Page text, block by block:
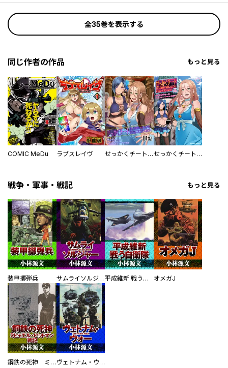
全35巻を表示する
同じ作者の作品 もっと見る
COMIC MeDu ラブスレイヴ せっかくチートを貰って異世界に転移したんだから、好きなように生きてみたい【単話版】 せっかくチートを貰って異世界に転移したんだから、好きなように生きてみたい THE COMIC
戦争・軍事・戦記 もっと見る
装甲擲弾兵 サムライソルジャー SAMURAI SOLDIER 平成維新 戦う自衛隊 オメガJ
鋼鉄の死神 ミヒャエル・ビットマン戦記 ヴェトナム・ウォー VIETNAM WAR